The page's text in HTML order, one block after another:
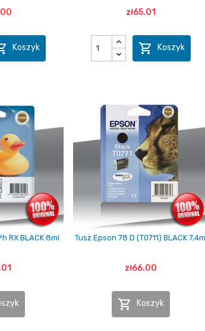
Koszyk
zł65.01
 Koszyk
RX BLACK 8ml Tusz Epson 78 D (T0711) BLACK
zł66.00
 Koszyk